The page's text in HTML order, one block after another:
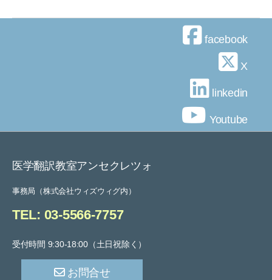
facebook
X
linkedin
Youtube
医学翻訳教室アンセクレツォ
事務局（株式会社ウィズウィグ内）
TEL: 03-5566-7757
受付時間 9:30-18:00（土日祝除く）
お問合せ